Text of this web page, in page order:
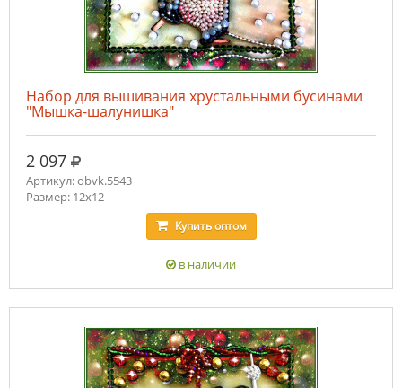
Набор для вышивания хрустальными бусинами
"Мышка-шалунишка"
2 097 руб.
Артикул: obvk.5543
Размер: 12х12
Купитьоптом
в наличии